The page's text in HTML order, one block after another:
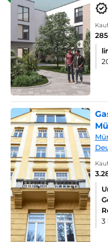
3